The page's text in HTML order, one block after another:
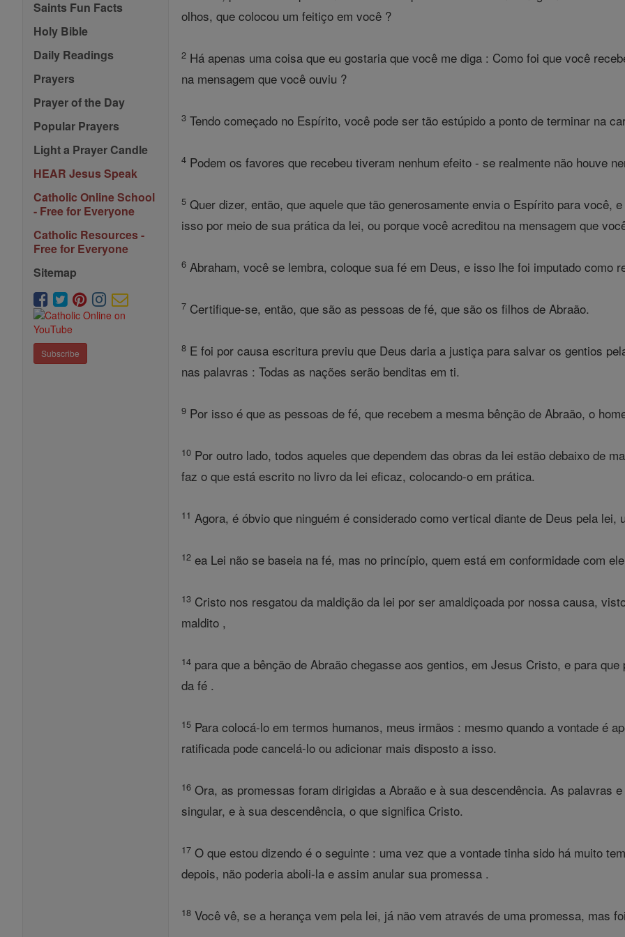
Saints Fun Facts
Holy Bible
Daily Readings
Prayers
Prayer of the Day
Popular Prayers
Light a Prayer Candle
HEAR Jesus Speak
Catholic Online School
- Free for Everyone
Catholic Resources -
Free for Everyone
Sitemap
Subscribe
olhos, que colocou um feitiço em você ?
2 Há apenas uma coisa que eu gostaria que você me diga : Como foi que você
na mensagem que você ouviu ?
3 Tendo começado no Espírito, você pode ser tão estúpido a ponto de terminar na
4 Podem os favores que recebeu tiveram nenhum efeito - se realmente não houve
5 Quer dizer, então, que aquele que tão generosamente envia o Espírito para você,
isso por meio de sua prática da lei, ou porque você acreditou na mensagem que
6 Abraham, você se lembra, coloque sua fé em Deus, e isso lhe foi imputado como
7 Certifique-se, então, que são as pessoas de fé, que são os filhos de Abraão.
8 E foi por causa escritura previu que Deus daria a justiça para salvar os gentios
nas palavras : Todas as nações serão benditas em ti.
9 Por isso é que as pessoas de fé, que recebem a mesma bênção de Abraão, o
10 Por outro lado, todos aqueles que dependem das obras da lei estão debaixo de
faz o que está escrito no livro da lei eficaz, colocando-o em prática.
11 Agora, é óbvio que ninguém é considerado como vertical diante de Deus pela
12 ea Lei não se baseia na fé, mas no princípio, quem está em conformidade com
13 Cristo nos resgatou da maldição da lei por ser amaldiçoada por nossa causa,
maldito ,
14 para que a bênção de Abraão chegasse aos gentios, em Jesus Cristo, e para
da fé .
15 Para colocá-lo em termos humanos, meus irmãos : mesmo quando a vontade é
ratificada pode cancelá-lo ou adicionar mais disposto a isso.
16 Ora, as promessas foram dirigidas a Abraão e à sua descendência. As palavras
singular, e à sua descendência, o que significa Cristo.
17 O que estou dizendo é o seguinte : uma vez que a vontade tinha sido há muito
depois, não poderia aboli-la e assim anular sua promessa .
18 Você vê, se a herança vem pela lei, já não vem através de uma promessa, mas